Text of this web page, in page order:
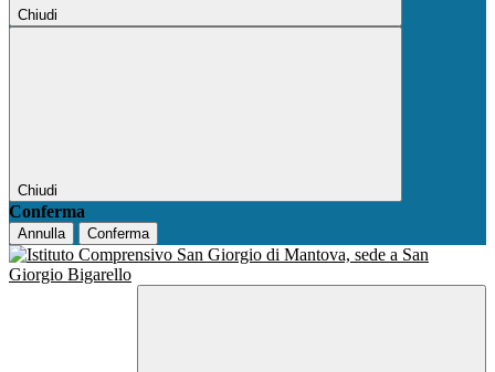
Chiudi
Chiudi
Conferma
Annulla Conferma